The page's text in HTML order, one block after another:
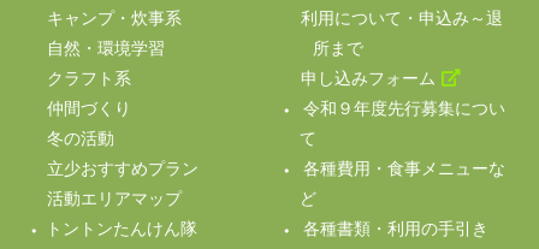
キャンプ・炊事系
自然・環境学習
クラフト系
仲間づくり
冬の活動
立少おすすめプラン
活動エリアマップ
トントンたんけん隊
利用について・申込み～退
所まで
申し込みフォーム
令和９年度先行募集につい
て
各種費用・食事メニューな
ど
各種書類・利用の手引き